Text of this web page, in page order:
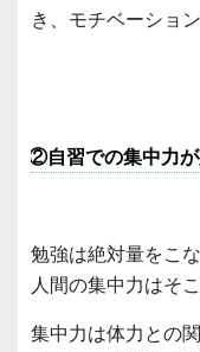
き、モチベーショ
②自習での集中力が
勉強は絶対量をこ
人間の集中力はそ
集中力は体力との